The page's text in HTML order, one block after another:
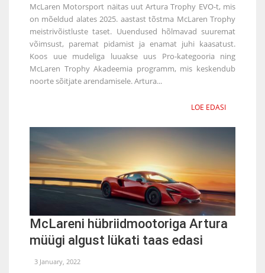
McLaren Motorsport näitas uut Artura Trophy EVO-t, mis
on mõeldud alates 2025. aastast tõstma McLaren Trophy
meistrivõistluste taset. Uuendused hõlmavad suuremat
võimsust, paremat pidamist ja enamat juhi kaasatust.
Koos uue mudeliga luuakse uus Pro-kategooria ning
McLaren Trophy Akadeemia programm, mis keskendub
noorte sõitjate arendamisele. Artura...
LOE EDASI
McLareni hübriidmootoriga Artura
müügi algust lükati taas edasi
3 January, 2022